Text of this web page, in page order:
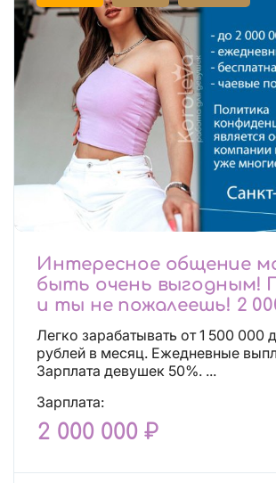
Интересное общение
быть очень выгодным!
и ты не пожалеешь! 2
Легко зарабатывать от 1 500 000
рублей в месяц. Ежедневные выплаты.
Зарплата девушек 50%. ...
Зарплата:
2 000 000 ₽